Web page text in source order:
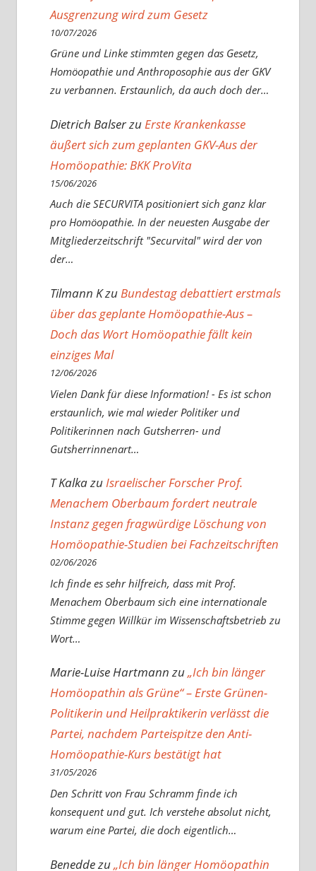
Ausgrenzung wird zum Gesetz
10/07/2026
Grüne und Linke stimmten gegen das Gesetz,
Homöopathie und Anthroposophie aus der GKV
zu verbannen. Erstaunlich, da auch doch der…
Dietrich BalserzuErste Krankenkasse
äußert sich zum geplanten GKV-Aus der
Homöopathie: BKK ProVita
15/06/2026
Auch die SECURVITA positioniert sich ganz klar
pro Homöopathie. In der neuesten Ausgabe der
Mitgliederzeitschrift "Securvital" wird der von
der…
Tilmann KzuBundestag debattiert erstmals
über das geplante Homöopathie-Aus –
Doch das Wort Homöopathie fällt kein
einziges Mal
12/06/2026
Vielen Dank für diese Information! - Es ist schon
erstaunlich, wie mal wieder Politiker und
Politikerinnen nach Gutsherren- und
Gutsherrinnenart…
T KalkazuIsraelischer Forscher Prof.
Menachem Oberbaum fordert neutrale
Instanz gegen fragwürdige Löschung von
Homöopathie-Studien bei Fachzeitschriften
02/06/2026
Ich finde es sehr hilfreich, dass mit Prof.
Menachem Oberbaum sich eine internationale
Stimme gegen Willkür im Wissenschaftsbetrieb zu
Wort…
Marie-Luise Hartmannzu„Ich bin länger
Homöopathin als Grüne“ – Erste Grünen-
Politikerin und Heilpraktikerin verlässt die
Partei, nachdem Parteispitze den Anti-
Homöopathie-Kurs bestätigt hat
31/05/2026
Den Schritt von Frau Schramm finde ich
konsequent und gut. Ich verstehe absolut nicht,
warum eine Partei, die doch eigentlich…
Beneddezu„Ich bin länger Homöopathin